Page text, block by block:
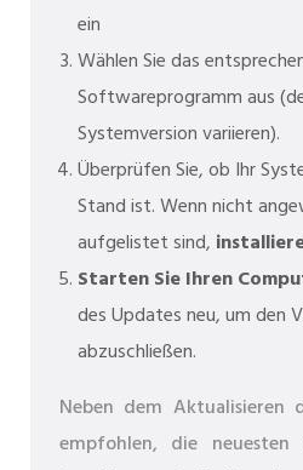
ein
Wählen Sie das
Softwareprogramm aus
Systemversion variieren).
Überprüfen Sie, ob Ihr
Stand ist. Wenn nicht
aufgelistet sind,
Starten Sie Ihren
des Updates neu, um den
abzuschließen.
Neben dem Aktualisieren
empfohlen, die neuesten